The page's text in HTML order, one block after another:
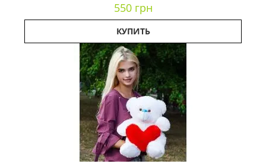
550 грн
КУПИТЬ